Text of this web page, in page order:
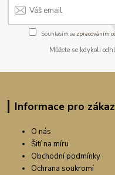
Souhlasím se zpracováním
Můžete se kdykoli
Informace pro
O nás
Šití na míru
Obchodní podmínky
Ochrana soukromí